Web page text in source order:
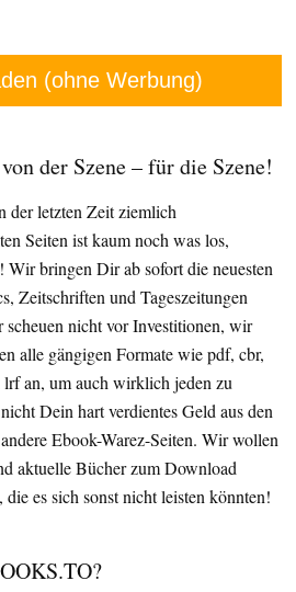
(ohne Werbung)
der Szene – für die Szene!
der letzten Zeit ziemlich
Seiten ist kaum noch was los,
Wir bringen Dir ab sofort die neuesten
Zeitschriften und Tageszeitungen
nicht vor Investitionen, wir
alle gängigen Formate wie pdf, cbr,
an, um auch wirklich jeden zu
Dein hart verdientes Geld aus den
Ebook-Warez-Seiten. Wir wollen
aktuelle Bücher zum Download
es sich sonst nicht leisten könnten!